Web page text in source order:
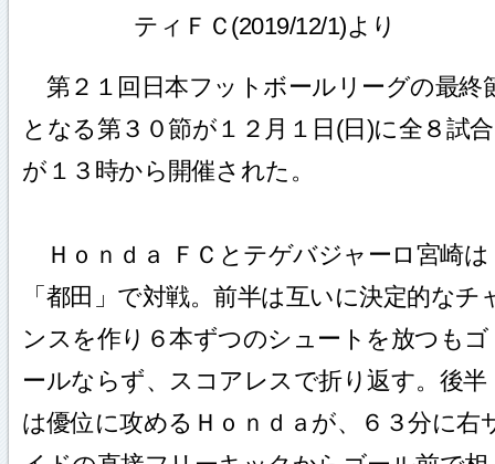
ティＦＣ(2019/12/1)より
第２１回日本フットボールリーグの最終
となる第３０節が１２月１日(日)に全８試合
が１３時から開催された。
Ｈｏｎｄａ ＦＣとテゲバジャーロ宮崎は
「都田」で対戦。前半は互いに決定的なチ
ンスを作り６本ずつのシュートを放つもゴ
ールならず、スコアレスで折り返す。後半
は優位に攻めるＨｏｎｄａが、６３分に右